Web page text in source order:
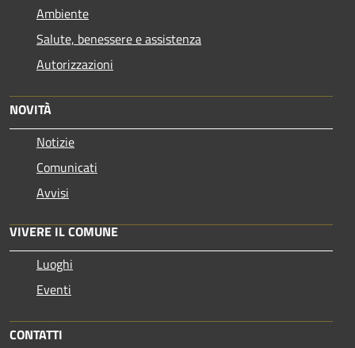
Ambiente
Salute, benessere e assistenza
Autorizzazioni
NOVITÀ
Notizie
Comunicati
Avvisi
VIVERE IL COMUNE
Luoghi
Eventi
CONTATTI